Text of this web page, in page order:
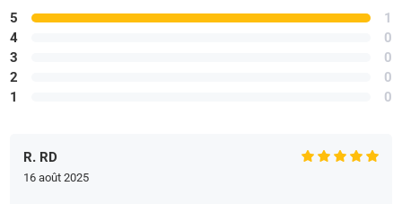
5
4
3
2
1
1
0
0
0
0
R. RD
16 août 2025